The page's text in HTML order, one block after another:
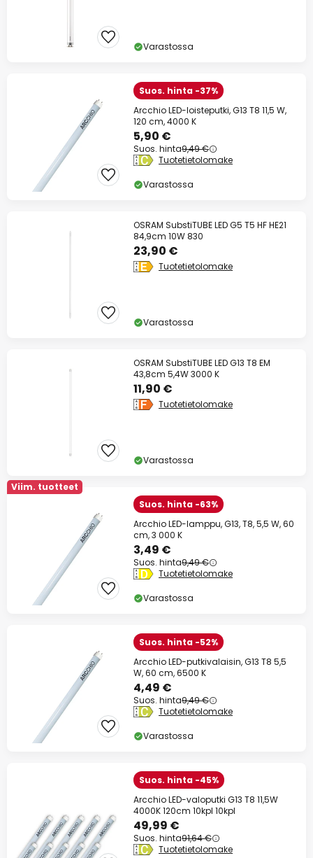
Varastossa
Suos. hinta -37%
Arcchio LED-loisteputki, G13 T8 11,5 W,
120 cm, 4000 K
5,90 €
Suos. hinta9,49 €
Tuotetietolomake
Varastossa
OSRAM SubstiTUBE LED G5 T5 HF HE21
84,9cm 10W 830
23,90 €
Tuotetietolomake
Varastossa
OSRAM SubstiTUBE LED G13 T8 EM
43,8cm 5,4W 3000 K
11,90 €
Tuotetietolomake
Varastossa
Viim. tuotteet
Suos. hinta -63%
Arcchio LED-lamppu, G13, T8, 5,5 W, 60
cm, 3 000 K
3,49 €
Suos. hinta9,49 €
Tuotetietolomake
Varastossa
Suos. hinta -52%
Arcchio LED-putkivalaisin, G13 T8 5,5
W, 60 cm, 6500 K
4,49 €
Suos. hinta9,49 €
Tuotetietolomake
Varastossa
Suos. hinta -45%
Arcchio LED-valoputki G13 T8 11,5W
4000K 120cm 10kpl 10kpl
49,99 €
Suos. hinta91,64 €
Tuotetietolomake